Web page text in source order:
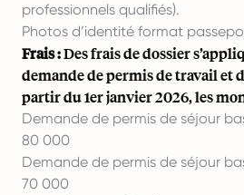
professionnels qualifiés).
Photos d’identité format
Frais :Des frais de dossier
demande de permis de travail et
partir du 1er janvier 2026, les
Demande de permis de séjour
80 000
Demande de permis de séjour
70 000